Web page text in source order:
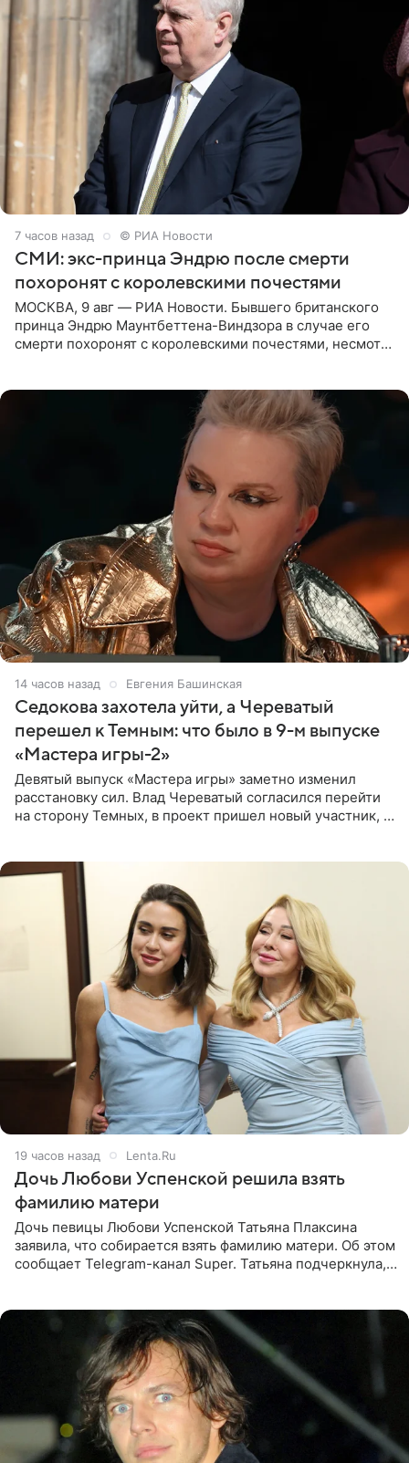
7 часов назад © РИА Новости
СМИ: экс-принца Эндрю после смерти
похоронят с королевскими почестями
МОСКВА, 9 авг — РИА Новости. Бывшего британского
принца Эндрю Маунтбеттена-Виндзора в случае его
смерти похоронят с королевскими почестями, несмотря
14 часов назад Евгения Башинская
Седокова захотела уйти, а Череватый
перешел к Темным: что было в 9-м выпуске
«Мастера игры-2»
Девятый выпуск «Мастера игры» заметно изменил
расстановку сил. Влад Череватый согласился перейти
на сторону Темных, в проект пришел новый участник, а
19 часов назад Lenta.Ru
Дочь Любови Успенской решила взять
фамилию матери
Дочь певицы Любови Успенской Татьяна Плаксина
заявила, что собирается взять фамилию матери. Об этом
сообщает Telegram-канал Super. Татьяна подчеркнула,